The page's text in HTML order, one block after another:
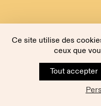
Ce site utilise des
ceux que
Tout accepter